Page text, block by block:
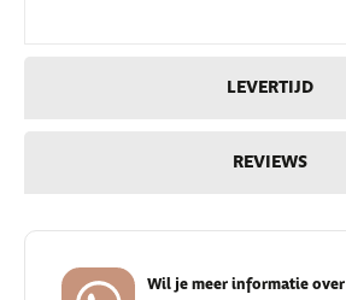
LEVERTIJD
REVIEWS
Wil je meer informatie over